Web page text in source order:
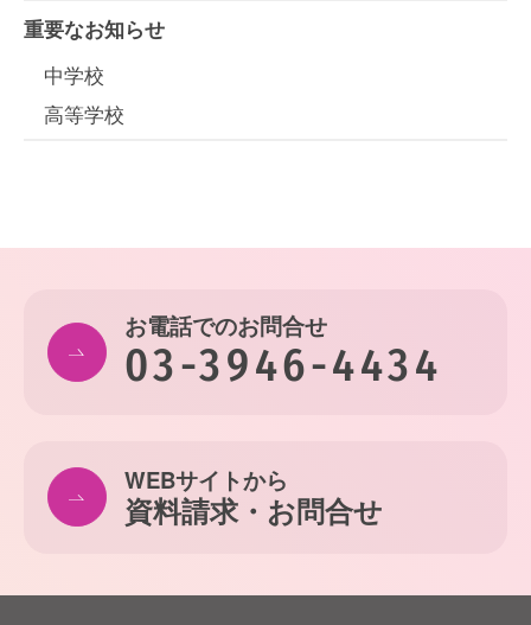
重要なお知らせ
中学校
高等学校
お電話でのお問合せ
03-3946-4434
WEBサイトから
資料請求・お問合せ